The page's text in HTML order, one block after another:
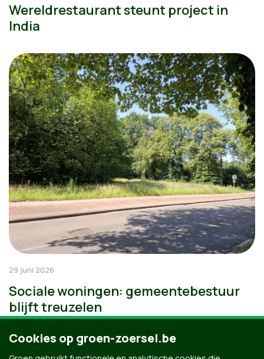
Wereldrestaurant steunt project in
India
29 juni 2026
Sociale woningen: gemeentebestuur
blijft treuzelen
Cookies op groen-zoersel.be